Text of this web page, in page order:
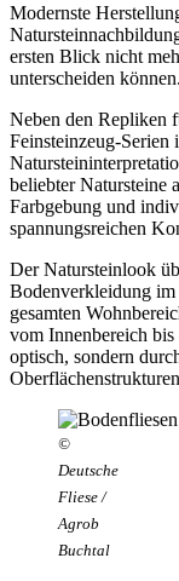
Modernste
ersten Blick nicht
unterscheiden können.
Neben den Repliken
Feinsteinzeug-Serien
beliebter Natursteine
Farbgebung und
spannungsreichen
Der Natursteinlook
Bodenverkleidung
gesamten
vom Innenbereich
optisch, sondern
©
Deutsche
Fliese /
Agrob
Buchtal